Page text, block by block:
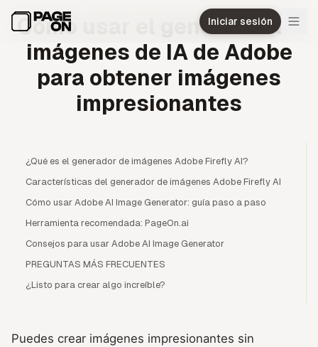
Iniciar sesión
Cómo usar el generador de
imágenes de IA de Adobe
para obtener imágenes
impresionantes
¿Qué es el generador de imágenes Adobe Firefly AI?
Características del generador de imágenes Adobe Firefly AI
Cómo usar Adobe AI Image Generator: guía paso a paso
Herramienta recomendada: PageOn.ai
Consejos para usar Adobe AI Image Generator
PREGUNTAS MÁS FRECUENTES
¿Listo para crear algo increíble?
Puedes crear imágenes impresionantes sin